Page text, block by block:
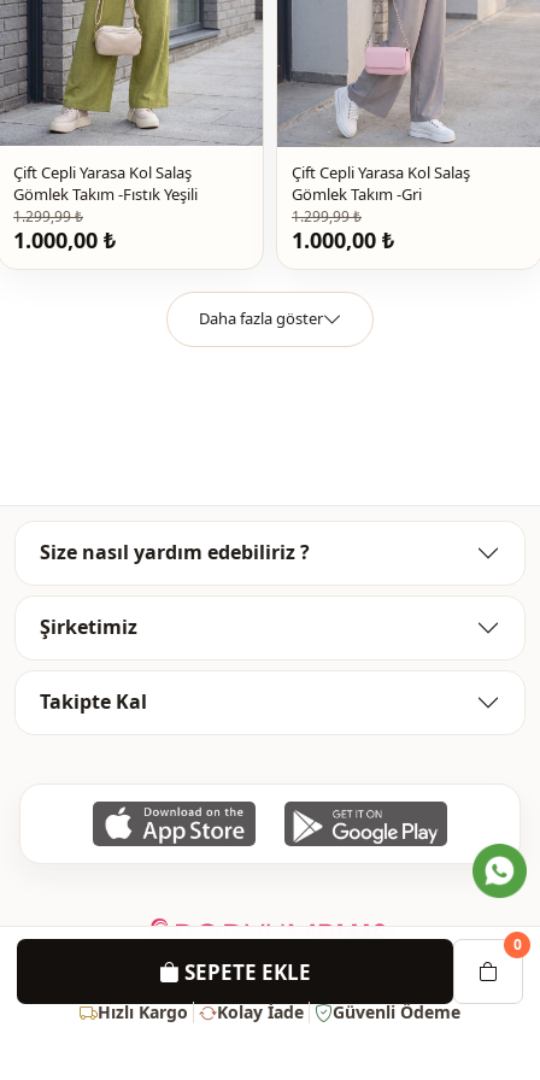
SEPETE EKLE
0
Hızlı Kargo Kolay İade Güvenli Ödeme
Çift Cepli Yarasa Kol Salaş
Gömlek Takım -Fıstık Yeşili
1.299,99 ₺
1.000,00 ₺
Çift Cepli Yarasa Kol Salaş
Gömlek Takım -Gri
1.299,99 ₺
1.000,00 ₺
Daha fazla göster
Size nasıl yardım edebiliriz ?
Şirketimiz
Takipte Kal